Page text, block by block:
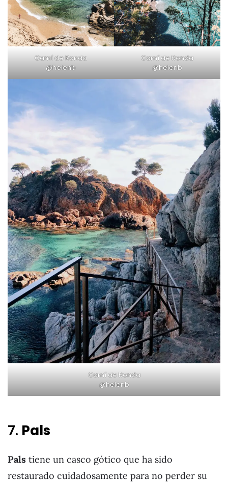
Camí de Ronda
@helenb
Camí de Ronda
@helenb
Camí de Ronda
@helenb
7. Pals
Pals tiene un casco gótico que ha sido
restaurado cuidadosamente para no perder su